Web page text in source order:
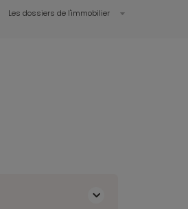
Les dossiers de l'immobilier